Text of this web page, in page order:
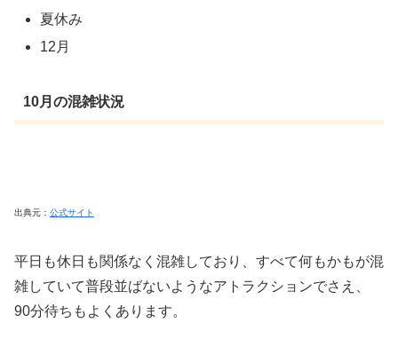
夏休み
12月
10月の混雑状況
出典元： 公式サイト
平日も休日も関係なく混雑しており、すべて何もかもが混
雑していて普段並ばないようなアトラクションでさえ、
90分待ちもよくあります。